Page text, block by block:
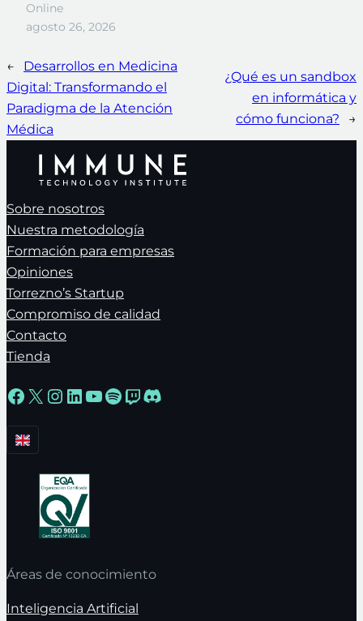
Online
agosto 26, 2026
←
Desarrollos en Medicina
Digital: Transformando el
Paradigma de la Atención
Médica
¿Qué es un sandbox
en informática y
cómo funciona?
→
Sobre nosotros
Nuestra metodología
Formación para empresas
Opiniones
Torrezno’s Startup
Compromiso de calidad
Contacto
Tienda
Facebook
X Instagram
LinkedIn
YouTube
Spotify
Twitch
Discord
Áreas de conocimiento
Inteligencia Artificial